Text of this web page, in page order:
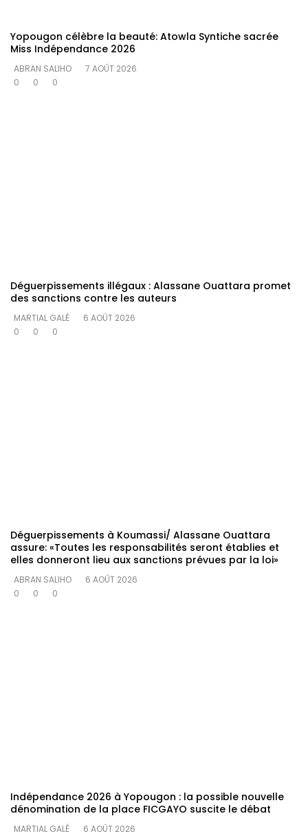
Yopougon célèbre la beauté: Atowla Syntiche sacrée
Miss Indépendance 2026
ABRAN SALIHO
7 AOÛT 2026
0
0 0
Déguerpissements illégaux : Alassane Ouattara promet
des sanctions contre les auteurs
MARTIAL GALÉ
6 AOÛT 2026
0
0 0
Déguerpissements à Koumassi/ Alassane Ouattara
assure: «Toutes les responsabilités seront établies et
elles donneront lieu aux sanctions prévues par la loi»
ABRAN SALIHO
6 AOÛT 2026
0
0 0
Indépendance 2026 à Yopougon : la possible nouvelle
dénomination de la place FICGAYO suscite le débat
MARTIAL GALÉ
6 AOÛT 2026